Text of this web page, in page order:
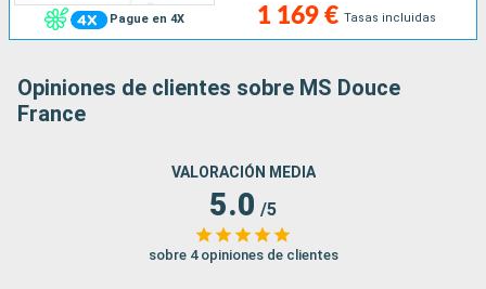
Pague en 4X 1 169 € Tasas incluidas
Opiniones de clientes sobre MS Douce
France
VALORACIÓN MEDIA
5.0 /5
sobre 4 opiniones de clientes